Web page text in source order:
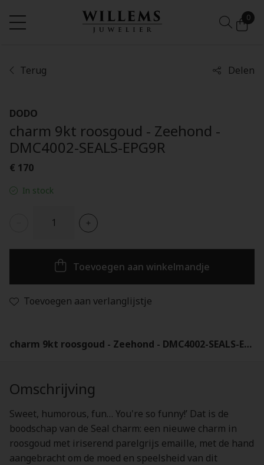
0
Terug Delen
DODO
charm 9kt roosgoud - Zeehond -
DMC4002-SEALS-EPG9R
€ 170
In stock
Toevoegen aan winkelmandje
Toevoegen aan verlanglijstje
charm 9kt roosgoud - Zeehond - DMC4002-SEALS-EPG9R
Omschrijving
Sweet, humorous, fun… You're so funny!’ Dat is de
boodschap van de Seal charm: een nieuwe charm in
roosgoud met iriserend parelgrijs emaille, met de hand
aangebracht om de moed en speelsheid van dit